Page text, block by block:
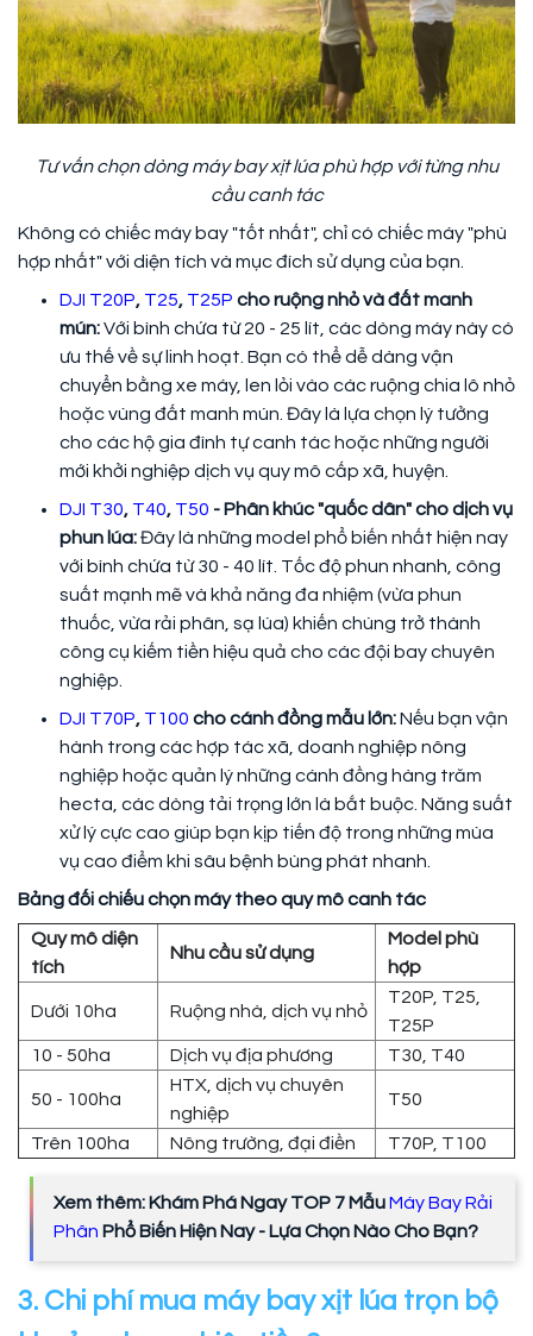
Tư vấn chọn dòng máy bay xịt lúa phù hợp với từng nhu
cầu canh tác
Không có chiếc máy bay "tốt nhất", chỉ có chiếc máy "phù
hợp nhất" với diện tích và mục đích sử dụng của bạn.
DJI T20P, T25, T25P cho ruộng nhỏ và đất manh
mún:Với bình chứa từ 20 - 25 lít, các dòng máy này có
ưu thế về sự linh hoạt. Bạn có thể dễ dàng vận
chuyển bằng xe máy, len lỏi vào các ruộng chia lô nhỏ
hoặc vùng đất manh mún. Đây là lựa chọn lý tưởng
cho các hộ gia đình tự canh tác hoặc những người
mới khởi nghiệp dịch vụ quy mô cấp xã, huyện.
DJI T30, T40, T50 - Phân khúc "quốc dân" cho dịch vụ
phun lúa:Đây là những model phổ biến nhất hiện nay
với bình chứa từ 30 - 40 lít. Tốc độ phun nhanh, công
suất mạnh mẽ và khả năng đa nhiệm (vừa phun
thuốc, vừa rải phân, sạ lúa) khiến chúng trở thành
công cụ kiếm tiền hiệu quả cho các đội bay chuyên
nghiệp.
DJI T70P, T100 cho cánh đồng mẫu lớn:Nếu bạn vận
hành trong các hợp tác xã, doanh nghiệp nông
nghiệp hoặc quản lý những cánh đồng hàng trăm
hecta, các dòng tải trọng lớn là bắt buộc. Năng suất
xử lý cực cao giúp bạn kịp tiến độ trong những mùa
vụ cao điểm khi sâu bệnh bùng phát nhanh.
Bảng đối chiếu chọn máy theo quy mô canh tác
Quy mô diện
tích
Nhu cầu sử dụng
Model phù
hợp
Dưới 10ha Ruộng nhà, dịch vụ nhỏ
T20P, T25,
T25P
10 - 50ha
Dịch vụ địa phương T30, T40
50 - 100ha
HTX, dịch vụ chuyên
nghiệp
T50
Trên 100ha Nông trường, đại điền T70P, T100
Xem thêm: Khám Phá Ngay TOP 7 MẫuMáy Bay Rải
Phân Phổ Biến Hiện Nay - Lựa Chọn Nào Cho Bạn?
3. Chi phí mua máy bay xịt lúa trọn bộ